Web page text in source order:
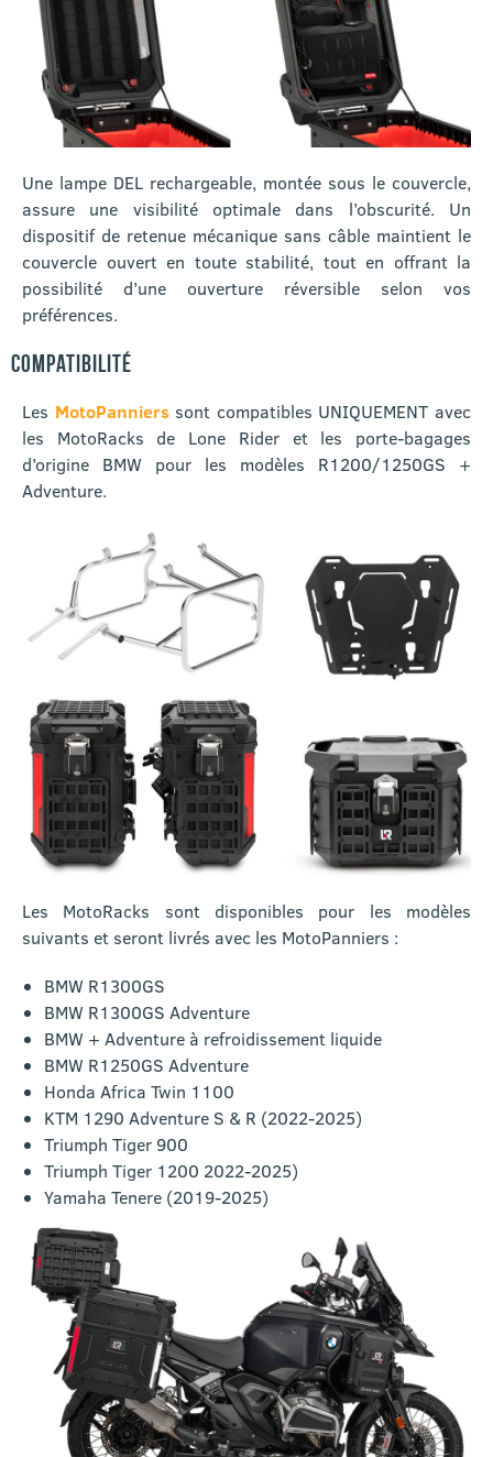
Une lampe DEL rechargeable, montée sous le couvercle,
assure une visibilité optimale dans l’obscurité. Un
dispositif de retenue mécanique sans câble maintient le
couvercle ouvert en toute stabilité, tout en offrant la
possibilité d’une ouverture réversible selon vos
préférences.
COMPATIBILITÉ
Les MotoPanniers sont compatibles UNIQUEMENT avec
les MotoRacks de Lone Rider et les porte-bagages
d’origine BMW pour les modèles R1200/1250GS +
Adventure.
Les MotoRacks sont disponibles pour les modèles
suivants et seront livrés avec les MotoPanniers :
BMW R1300GS
BMW R1300GS Adventure
BMW + Adventure à refroidissement liquide
BMW R1250GS Adventure
Honda Africa Twin 1100
KTM 1290 Adventure S & R (2022-2025)
Triumph Tiger 900
Triumph Tiger 1200 2022-2025)
Yamaha Tenere (2019-2025)